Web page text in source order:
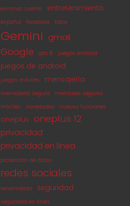
eliminar cuenta
entretenimiento
español facebook fotos
Gemini gmail
Google gta 6 juegos android
juegos de android
juegos móviles mensajería
mensajería segura
mensajes seguros
móviles
novedades nuevas funciones
oneplus oneplus 12
privacidad
privacidad en línea
protección de datos
redes sociales
rendimiento seguridad
seguridad en línea